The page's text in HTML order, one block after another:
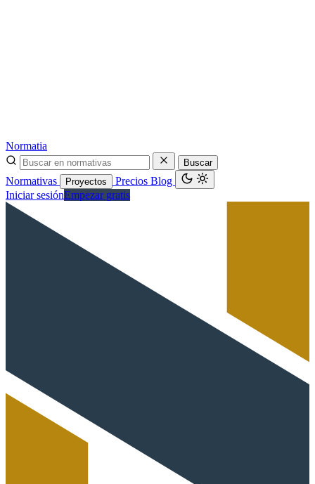
Normatia
Buscar
Normativas Proyectos Precios Blog
Iniciar sesiónEmpezar gratis